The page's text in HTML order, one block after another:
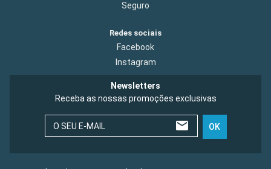
Seguro
Redes sociais
Facebook
Instagram
Newsletters
Receba as nossas promoções exclusivas
O SEU E-MAIL OK